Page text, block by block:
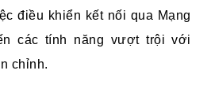
điều khiển kết nối qua Mạng
các tính năng vượt trội với
chỉnh.